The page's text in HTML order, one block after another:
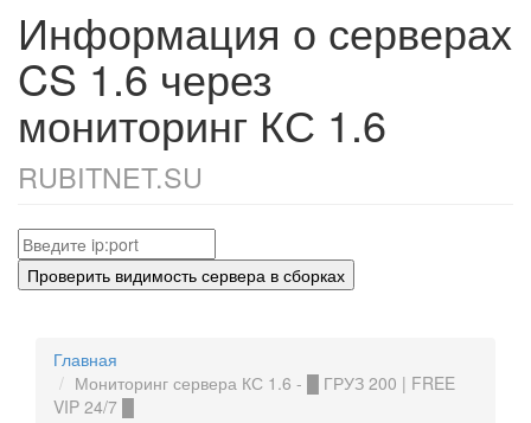
Информация о серверах
CS 1.6 через
мониторинг КС 1.6
RUBITNET.SU
Проверить видимость сервера в сборках
Главная
Мониторинг сервера КС 1.6 - █ ГРУЗ 200 | FREE
VIP 24/7 █